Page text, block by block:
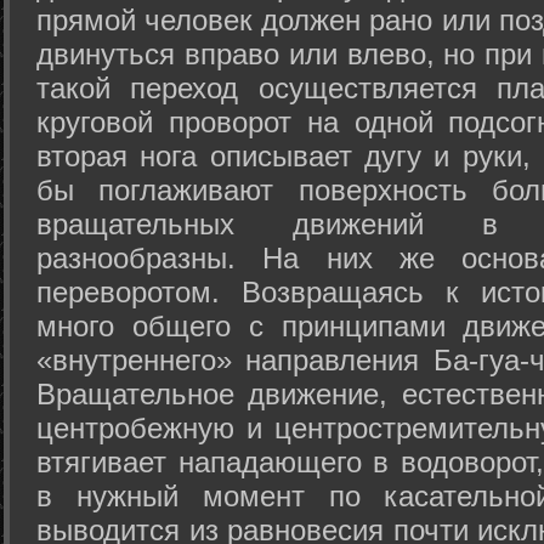
прямой человек должен рано или
двинуться вправо или влево, но
такой переход осуществляется
круговой проворот на одной
вторая нога описывает дугу и
бы поглаживают поверхность
вращательных движений в
разнообразны. На них же
переворотом. Возвращаясь к
много общего с принципами
«внутреннего» направления Ба-
Вращательное движение,
центробежную и
втягивает нападающего в
в нужный момент по
выводится из равновесия почти